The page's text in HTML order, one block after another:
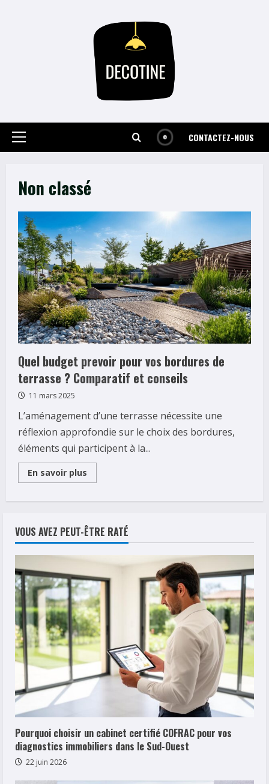
Primary
CONTACTEZ-NOUS
Non classé
Quel budget prevoir pour vos bordures de
terrasse ? Comparatif et conseils
11 mars 2025
L’aménagement d’une terrasse nécessite une
réflexion approfondie sur le choix des bordures,
éléments qui participent à la...
En savoir plus
more
pour
vos
bordures
de
terrasse
Comparatif
et
conseils
VOUS AVEZ PEUT-ÊTRE RATÉ
Pourquoi choisir un cabinet certifié COFRAC pour vos
diagnostics immobiliers dans le Sud-Ouest
22 juin 2026